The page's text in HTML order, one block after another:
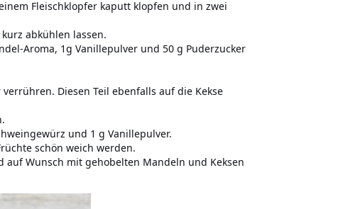
Fleischklopfer kaputt klopfen und in zwei
abkühlen lassen.
Aroma, 1g Vanillepulver und 50 g Puderzucker
Diesen Teil ebenfalls auf die Kekse
und 1 g Vanillepulver.
schön weich werden.
Wunsch mit gehobelten Mandeln und Keksen